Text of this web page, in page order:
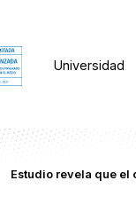
Universidad
Estudio revela que